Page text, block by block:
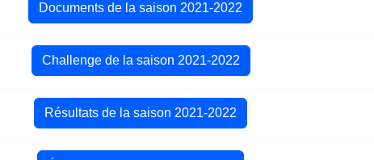
Documents de la saison 2021-2022
Challenge de la saison 2021-2022
Résultats de la saison 2021-2022